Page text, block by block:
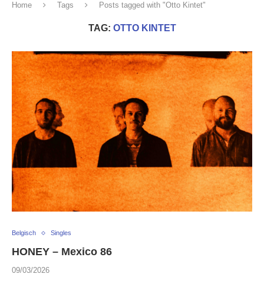
Home Tags Posts tagged with "Otto Kintet"
TAG: OTTO KINTET
Belgisch Singles
HONEY – Mexico 86
09/03/2026